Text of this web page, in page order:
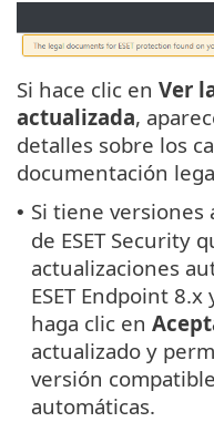
Si hace clic en Ver
actualizada,
detalles sobre los
documentación
• Si tiene versiones
de ESET Security
actualizaciones
ESET Endpoint
haga clic en
actualizado y
versión
automáticas.